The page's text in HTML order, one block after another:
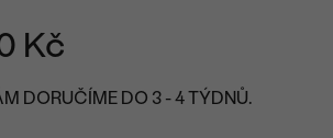
Kč
DORUČÍME DO 3 - 4 TÝDNŮ.